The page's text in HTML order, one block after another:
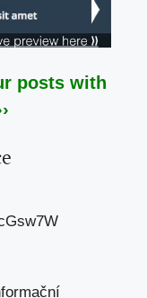
posts with